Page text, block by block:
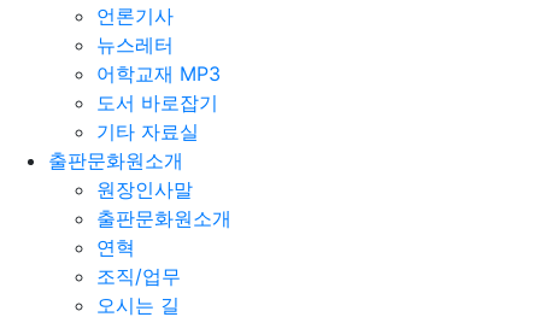
언론기사
뉴스레터
어학교재 MP3
도서 바로잡기
기타 자료실
출판문화원소개
원장인사말
출판문화원소개
연혁
조직/업무
오시는 길